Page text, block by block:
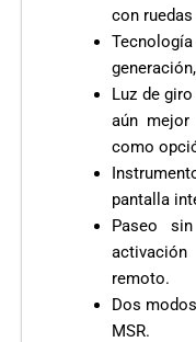
con
Luz de
aún
como
pantalla
Paseo
remoto.
Dos
MSR.